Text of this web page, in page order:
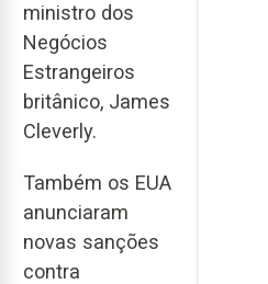
ministro dos
Negócios
Estrangeiros
britânico, James
Cleverly.
Também os EUA
anunciaram
novas sanções
contra